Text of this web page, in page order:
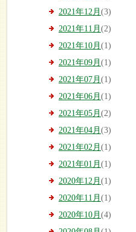
2021年12月 (3)
2021年11月 (2)
2021年10月 (1)
2021年09月 (1)
2021年07月 (1)
2021年06月 (1)
2021年05月 (2)
2021年04月 (3)
2021年02月 (1)
2021年01月 (1)
2020年12月 (1)
2020年11月 (1)
2020年10月 (4)